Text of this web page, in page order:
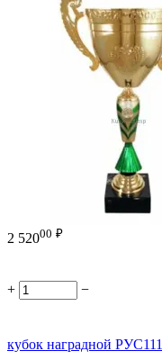
2 52000 ₽
+ −
кубок наградной